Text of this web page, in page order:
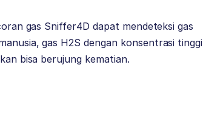
gas Sniffer4D dapat mendeteksi gas
gas H2S dengan konsentrasi tinggi
bisa berujung kematian.